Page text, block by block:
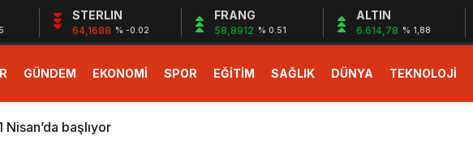
STERLIN
64,1688 % -0.02
FRANG
58,8912 % 0.51
ALTIN
6.614,78 % 1,88
GÜNDEM EKONOMİ SPOR EĞİTİM SAĞLIK DÜNYA TEKNOLOJİ
dev teklif
gelecek yeni özellikler belli oldu
Hangi magnezyum ne için kullanılır
başlıyor